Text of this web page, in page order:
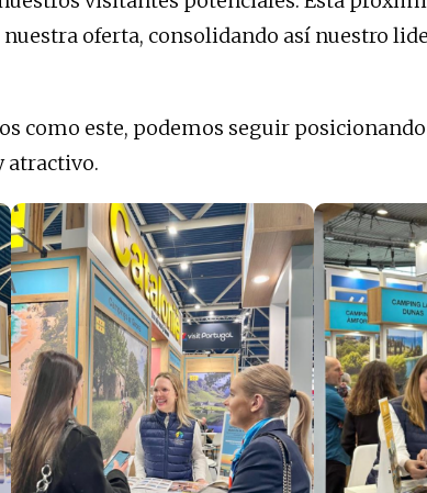
oferta, consolidando así nuestro
como este, podemos seguir
atractivo.